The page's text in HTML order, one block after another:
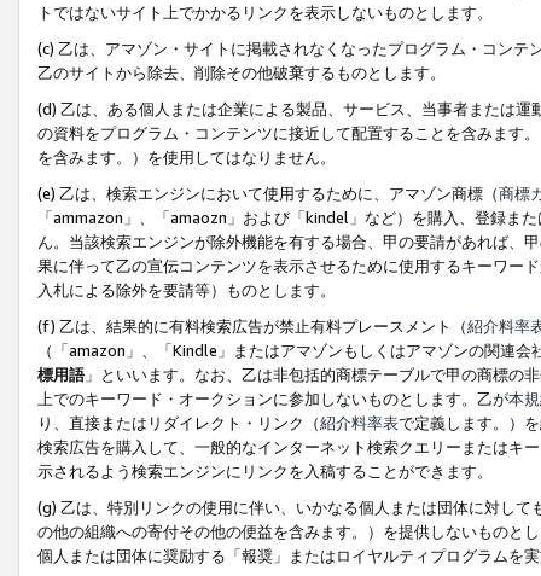
トではないサイト上でかかるリンクを表示しないものとします。
(c) 乙は、アマゾン・サイトに掲載されなくなったプログラム・コン
乙のサイトから除去、削除その他破棄するものとします。
(d) 乙は、ある個人または企業による製品、サービス、当事者または
の資料をプログラム・コンテンツに接近して配置することを含みます
を含みます。）を使用してはなりません。
(e) 乙は、検索エンジンにおいて使用するために、アマゾン商標（商標
「ammazon」、「amaozn」および「kindel」など）を購入、登録ま
ん。当該検索エンジンが除外機能を有する場合、甲の要請があれば、
果に伴って乙の宣伝コンテンツを表示させるために使用するキーワー
入札による除外を要請等）ものとします。
(f) 乙は、結果的に有料検索広告が禁止有料プレースメント（紹介料率
（「amazon」、「Kindle」またはアマゾンもしくはアマゾンの関連
標用語」といいます。なお、乙は非包括的商標テーブルで甲の商標の
上でのキーワード・オークションに参加しないものとします。乙が本
り、直接またはリダイレクト・リンク（紹介料率表で定義します。）
検索広告を購入して、一般的なインターネット検索クエリーまたはキ
示されるよう検索エンジンにリンクを入稿することができます。
(g) 乙は、特別リンクの使用に伴い、いかなる個人または団体に対し
の他の組織への寄付その他の便益を含みます。）を提供しないものと
個人または団体に奨励する「報奨」またはロイヤルティプログラムを